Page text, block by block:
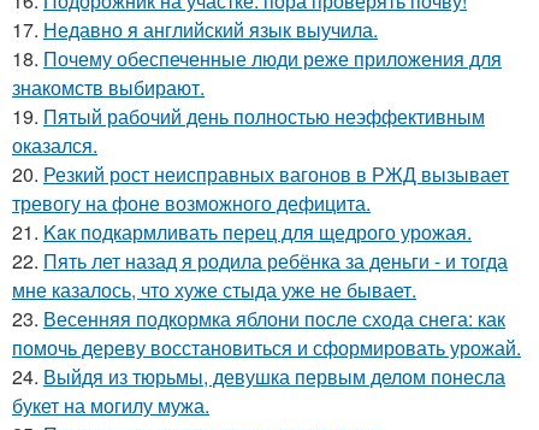
17. Недавно я английский язык выучила.
18. Почему обеспеченные люди реже приложения для
знакомств выбирают.
19. Пятый рабочий день полностью неэффективным
оказался.
20. Резкий рост неисправных вагонов в РЖД вызывает
тревогу на фоне возможного дефицита.
21. Kaк подкармливать перец для щедрого урожая.
22. Пять лет назад я родила ребёнка за деньги - и тогда
мне казалось, что хуже стыда уже не бывает.
23. Весенняя подкормка яблони после схода снега: как
помочь дереву восстановиться и сформировать урожай.
24. Выйдя из тюрьмы, девушка первым делом понесла
букет на могилу мужа.